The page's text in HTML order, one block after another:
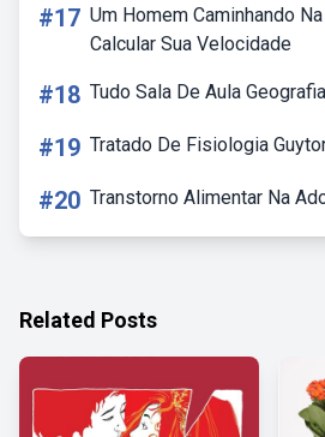
#17 Um Homem Caminhando
Calcular Sua Velocidade
#18 Tudo Sala De Aula
#19 Tratado De Fisiologia
#20 Transtorno Alimentar Na
Related Posts